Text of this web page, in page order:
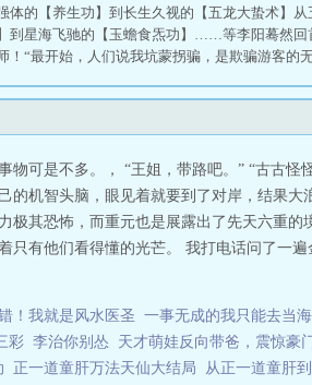
的【养生功】到长生久视的【五龙大蛰术】
到星海飞驰的【玉蟾食炁功】……等李阳蓦然回
“最开始，人们说我坑蒙拐骗，是欺骗游客的
可是不多。， “王姐，带路吧。” “古古怪
机智头脑，眼见着就要到了对岸，结果大
其恐怖，而重元也是展露出了先天六重的
有他们看得懂的光芒。 我打电话问了一
！我就是风水医圣 一事无成的我只能去当
彩 李治你别怂 天才萌娃反向带爸，震惊豪
正一道童肝万法天仙大结局 从正一道童肝